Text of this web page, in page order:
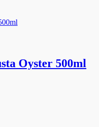
Oyster 500ml